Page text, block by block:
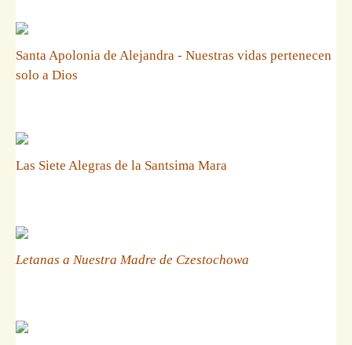
Santa Apolonia de Alejandra - Nuestras vidas pertenecen
solo a Dios
Las Siete Alegras de la Santsima Mara
Letanas a Nuestra Madre de Czestochowa